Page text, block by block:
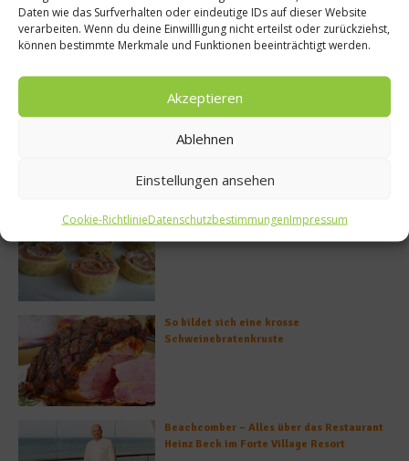
Daten wie das Surfverhalten oder eindeutige IDs auf dieser Website
verarbeiten. Wenn du deine Einwillligung nicht erteilst oder zurückziehst,
können bestimmte Merkmale und Funktionen beeinträchtigt werden.
Akzeptieren
Ablehnen
Einstellungen ansehen
Cookie-RichtlinieDatenschutzbestimmungenImpressum
gefüllten Poveraden
Rezept: Lachs-Ei-Röllchen
So bildet sich eine krosse
Schweinebratenkruste
Beachcomber – Alles über das Restaurant
Heinz Beck im Forte Village Resort